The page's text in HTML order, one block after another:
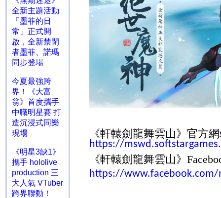
全新主題活動
「墨菲的日
常」正式開
啟，全新禁閉
者墨菲、諾瑪
同步登場
今夏最強跨
界！《大富
翁》首度攜手
中職明星賽 打
造沉浸式同樂
現場
《明星3缺1》
攜手 hololive
production 三
大人氣 VTuber
跨界聯動！
《軒轅劍 龍舞雲山》官方
https://
《軒轅劍 龍舞雲山》
https://www.facebook.com/